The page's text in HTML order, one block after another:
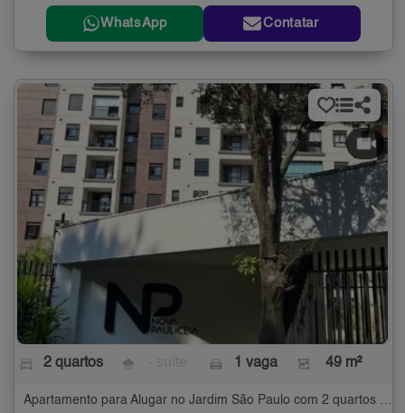
WhatsApp Contatar
2 quartos 1 vaga 49 m²